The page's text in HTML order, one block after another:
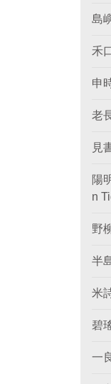
島
禾
申
老
見
陽
n
野
半
米
碧
一